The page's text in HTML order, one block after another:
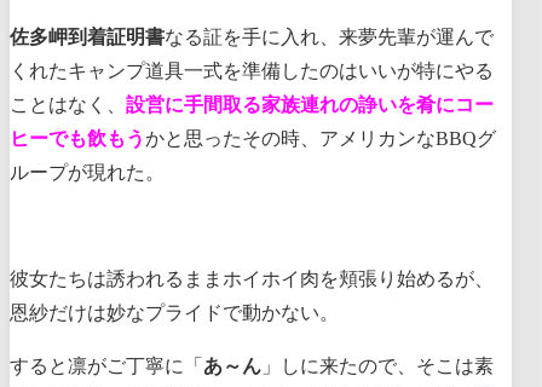
佐多岬到着証明書なる証を手に入れ、来夢先輩が運んで
くれたキャンプ道具一式を準備したのはいいが特にやる
ことはなく、 設営に手間取る家族連れの諍いを肴にコー
ヒーでも飲もうかと思ったその時、アメリカンなBBQグ
ループが現れた。
彼女たちは誘われるままホイホイ肉を頬張り始めるが、
恩紗だけは妙なプライドで動かない。
すると凛がご丁寧に「 あ～ん 」しに来たので、そこは素